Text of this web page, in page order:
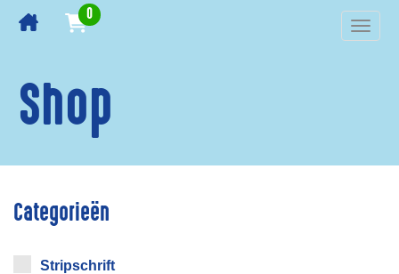
0
Shop
Categorieën
Stripschrift